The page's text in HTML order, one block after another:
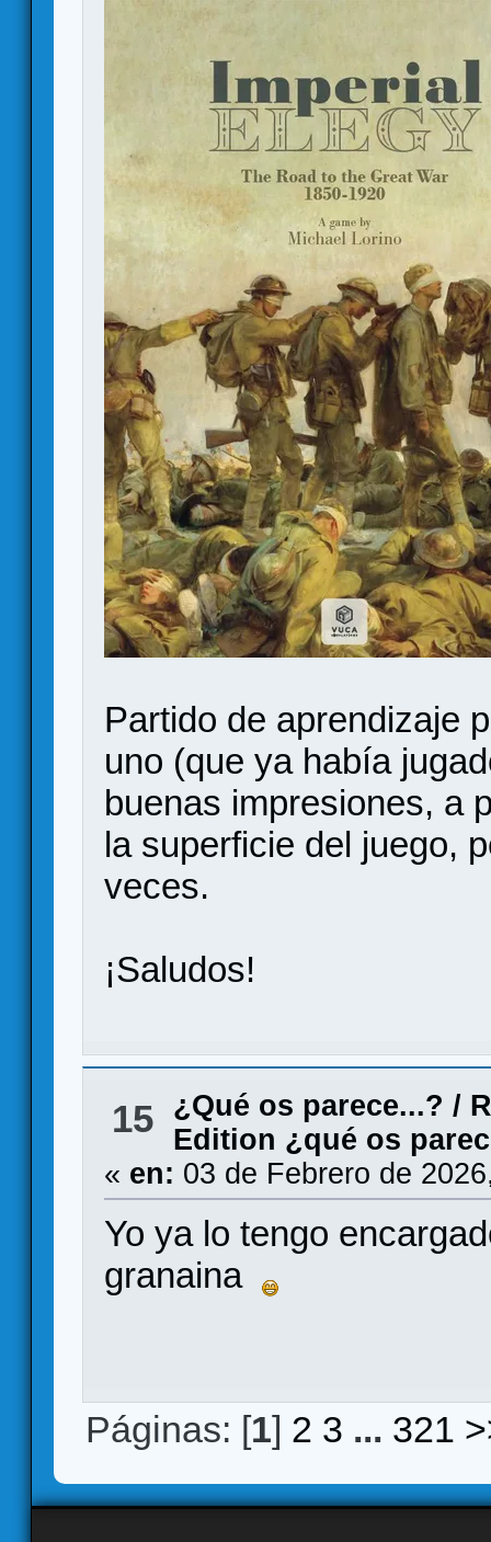
Partido de aprendizaje
uno (que ya había
buenas impresiones, a
la superficie del juego,
veces.
¡Saludos!
15 ¿Qué os parece...? /
Edition ¿qué os
« en: 03 de Febrero de
Yo ya lo tengo
granaina
Páginas: [1] 2 3 ... 321